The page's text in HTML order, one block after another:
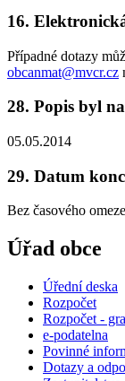
16.
Případné dotazy
obcanmat@mvcr.cz
28. Popis byl
05.05.2014
29. Datum
Bez časového
Úřad obce
Úřední deska
Rozpočet
Rozpočet -
e-podatelna
Povinné
Dotazy a